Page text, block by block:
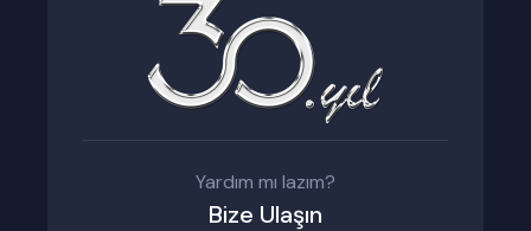
Yardım mı lazım?
Bize Ulaşın